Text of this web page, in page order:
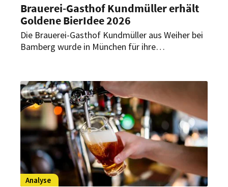
Brauerei-Gasthof Kundmüller erhält
Goldene BierIdee 2026
Die Brauerei-Gasthof Kundmüller aus Weiher bei
Bamberg wurde in München für ihre
Ländern und auf drei Kontinenten.
Analyse